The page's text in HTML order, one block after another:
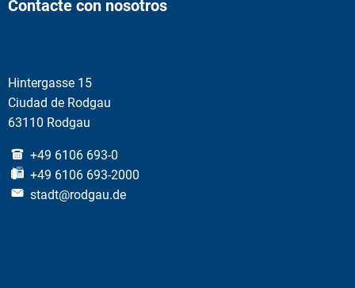
Contacte con nosotros
Hintergasse 15
Ciudad de Rodgau
63110 Rodgau
+49 6106 693-0
+49 6106 693-2000
stadt@rodgau.de